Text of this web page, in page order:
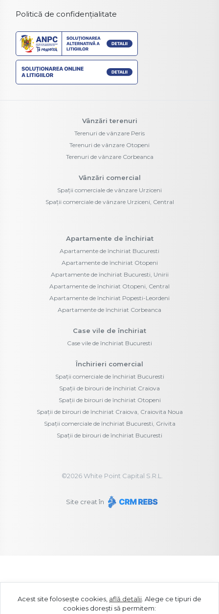
Politică de confidențialitate
Vânzări terenuri
Terenuri de vânzare Peris
Terenuri de vânzare Otopeni
Terenuri de vânzare Corbeanca
Vânzări comercial
Spații comerciale de vânzare Urziceni
Spații comerciale de vânzare Urziceni, Central
Apartamente de închiriat
Apartamente de închiriat Bucuresti
Apartamente de închiriat Otopeni
Apartamente de închiriat Bucuresti, Unirii
Apartamente de închiriat Otopeni, Central
Apartamente de închiriat Popesti-Leordeni
Apartamente de închiriat Corbeanca
Case vile de închiriat
Case vile de închiriat Bucuresti
Închirieri comercial
Spații comerciale de închiriat Bucuresti
Spații de birouri de închiriat Craiova
Spații de birouri de închiriat Otopeni
Spații de birouri de închiriat Craiova, Craiovita Noua
Spații comerciale de închiriat Bucuresti, Grivita
Spații de birouri de închiriat Bucuresti
©2026White Point Capital S.R.L.
Site creat în
Acest site folosește cookies, află detalii Alege ce tipuri de
cookies dorești să permitem: